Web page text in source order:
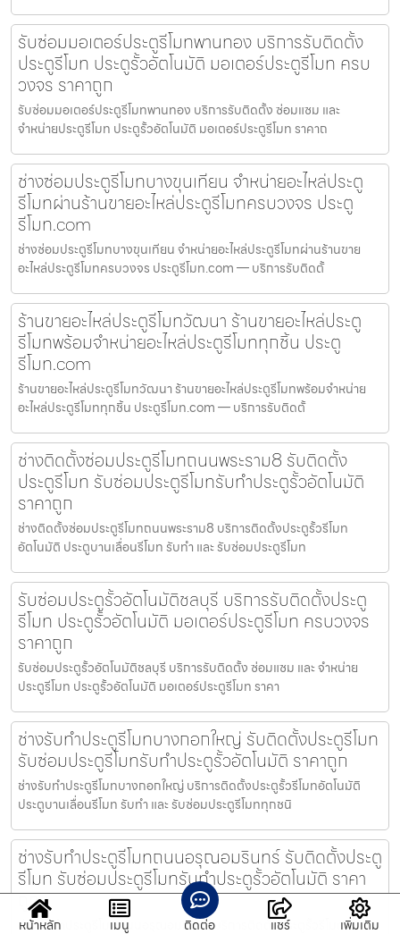
รับซ่อมมอเตอร์ประตูรีโมทพานทอง บริการรับติดตั้ง
ประตูรีโมท ประตูรั้วอัตโนมัติ มอเตอร์ประตูรีโมท ครบ
วงจร ราคาถูก
รับซ่อมมอเตอร์ประตูรีโมทพานทอง บริการรับติดตั้ง ซ่อมแซม และ
จำหน่ายประตูรีโมท ประตูรั้วอัตโนมัติ มอเตอร์ประตูรีโมท ราคาถ
ช่างซ่อมประตูรีโมทบางขุนเทียน จำหน่ายอะไหล่ประตู
รีโมทผ่านร้านขายอะไหล่ประตูรีโมทครบวงจร ประตู
รีโมท.com
ช่างซ่อมประตูรีโมทบางขุนเทียน จำหน่ายอะไหล่ประตูรีโมทผ่านร้านขาย
อะไหล่ประตูรีโมทครบวงจร ประตูรีโมท.com — บริการรับติดตั้
ร้านขายอะไหล่ประตูรีโมทวัฒนา ร้านขายอะไหล่ประตู
รีโมทพร้อมจำหน่ายอะไหล่ประตูรีโมททุกชิ้น ประตู
รีโมท.com
ร้านขายอะไหล่ประตูรีโมทวัฒนา ร้านขายอะไหล่ประตูรีโมทพร้อมจำหน่าย
อะไหล่ประตูรีโมททุกชิ้น ประตูรีโมท.com — บริการรับติดตั้
ช่างติดตั้งซ่อมประตูรีโมทถนนพระราม8 รับติดตั้ง
ประตูรีโมท รับซ่อมประตูรีโมทรับทำประตูรั้วอัตโนมัติ
ราคาถูก
ช่างติดตั้งซ่อมประตูรีโมทถนนพระราม8 บริการติดตั้งประตูรั้วรีโมท
อัตโนมัติ ประตูบานเลื่อนรีโมท รับทำ และ รับซ่อมประตูรีโมท
รับซ่อมประตูรั้วอัตโนมัติชลบุรี บริการรับติดตั้งประตู
รีโมท ประตูรั้วอัตโนมัติ มอเตอร์ประตูรีโมท ครบวงจร
ราคาถูก
รับซ่อมประตูรั้วอัตโนมัติชลบุรี บริการรับติดตั้ง ซ่อมแซม และ จำหน่าย
ประตูรีโมท ประตูรั้วอัตโนมัติ มอเตอร์ประตูรีโมท ราคา
ช่างรับทำประตูรีโมทบางกอกใหญ่ รับติดตั้งประตูรีโมท
รับซ่อมประตูรีโมทรับทำประตูรั้วอัตโนมัติ ราคาถูก
ช่างรับทำประตูรีโมทบางกอกใหญ่ บริการติดตั้งประตูรั้วรีโมทอัตโนมัติ
ประตูบานเลื่อนรีโมท รับทำ และ รับซ่อมประตูรีโมททุกชนิ
ช่างรับทำประตูรีโมทถนนอรุณอมรินทร์ รับติดตั้งประตู
รีโมท รับซ่อมประตูรีโมทรับทำประตูรั้วอัตโนมัติ ราคา
ถูก
ช่างรับทำประตูรีโมทถนนอรุณอมรินทร์ บริการติดตั้งประตูรั้วรีโมท
หน้าหลัก เมนู ติดต่อ แชร์ เพิ่มเติม